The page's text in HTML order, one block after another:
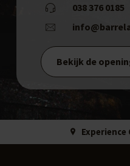
038 376 0185
Bekijk de
Experience